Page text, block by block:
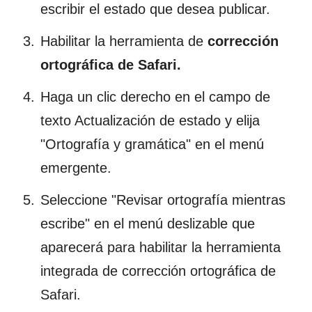
escribir el estado que desea publicar.
Habilitar la herramienta de corrección
ortográfica de Safari.
Haga un clic derecho en el campo de
texto Actualización de estado y elija
"Ortografía y gramática" en el menú
emergente.
Seleccione "Revisar ortografía mientras
escribe" en el menú deslizable que
aparecerá para habilitar la herramienta
integrada de corrección ortográfica de
Safari.